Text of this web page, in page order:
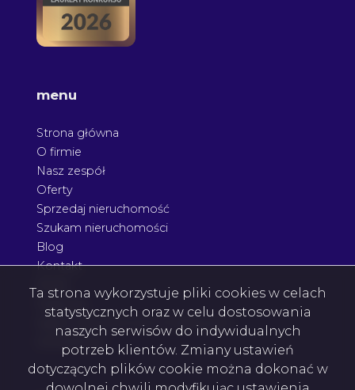
menu
Strona główna
O firmie
Nasz zespół
Oferty
Sprzedaj nieruchomość
Szukam nieruchomości
Blog
Kontakt
Agent nieruchomości Podkarpacie
Architektura
Ta strona wykorzystuje pliki cookies w celach
statystycznych oraz w celu dostosowania
naszych serwisów do indywidualnych
potrzeb klientów. Zmiany ustawień
dotyczących plików cookie można dokonać w